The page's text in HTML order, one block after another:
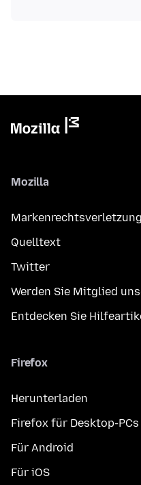
Mozilla
Quelltext
Twitter
Werden Sie Mitglied
Entdecken Sie
Firefox
Herunterladen
Firefox für Desktop-PCs
Für Android
Für iOS